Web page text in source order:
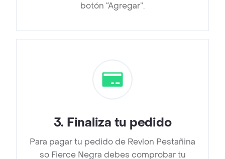
botón “Agregar”.
3. Finaliza tu pedido
Para pagar tu pedido de Revlon Pestañina
so Fierce Negra debes comprobar tu